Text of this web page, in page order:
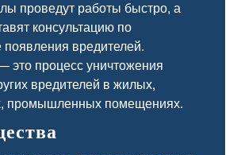
проведут работы быстро, а
консультацию по
появления вредителей.
это процесс уничтожения
вредителей в жилых,
промышленных помещениях.